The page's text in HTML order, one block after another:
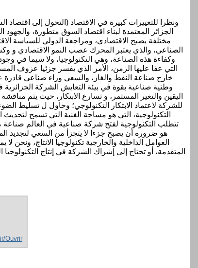
ونظرا للتغييرات كبيرة في الاقتصاد (التحول إلى اقتصاد
الجزائر المعتمدة لبناء اقتصاد السوق متطورة، والجهود
مختلفة يصبح الاقتصادي، ومراجعة الدولي للسياسة
الصناعي، والذي يعتبر المحرك عصب النمو الاقتصادي و
وكفاءة هذه الصناعة، وهي التكنولوجيا، ولا سيما في
التي عفا عليها الزمن، الأمر الذي يفسر جزئيا عزوف
خارج صناعة النفط والغاز، والسعي وراء صناعي
وطنية صناعية بقوة في بيئة التعايش الشركة
اليقين والتغير المستمر، و تسارع الابتكار، حيث يتم
للشركة لاعتماد الابتكار التكنولوجي؛ وحاول ل تسليط
التكنولوجية، التي هو مساحة الغنية التي تسمح
تتطلب التكنولوجية لفتح شركة صناعية في العالم صناعة
هو ضرورة أن يصبح جزءا لا يتجزأ من السعي لتجديد
العوامل الداخلية والخارجية تكنولوجيا الانتاج،
Ouvrir